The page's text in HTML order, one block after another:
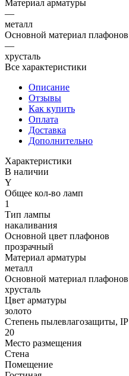
Материал арматуры
—
металл
Основной материал плафонов
—
хрусталь
Все характеристики
Описание
Отзывы
Как купить
Оплата
Доставка
Дополнительно
Характеристики
В наличии
Y
Общее кол-во ламп
1
Тип лампы
накаливания
Основной цвет плафонов
прозрачный
Материал арматуры
металл
Основной материал плафонов
хрусталь
Цвет арматуры
золото
Степень пылевлагозащиты, IP
20
Место размещения
Стена
Помещение